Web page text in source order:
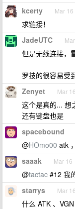
kcerty Mar 16
求链接！
JadeUTC
但是无线连接，
罗技的很容易受
Zenyet Mar 16
这个是真的... 想
还有键盘也是
spacebound
@HOmo00 atk
saaak Mar 16
@tactac #12 我
starrys Mar 16
什么 ATK 、